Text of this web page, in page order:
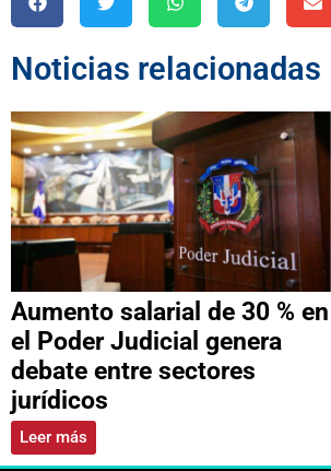
Noticias relacionadas
Aumento salarial de 30 % en
el Poder Judicial genera
debate entre sectores
jurídicos
Leer más